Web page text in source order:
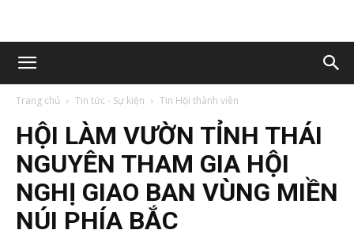
Trang chủ Tin tức - Sự kiện Tin Hội thành viên
HỘI LÀM VƯỜN TỈNH THÁI
NGUYÊN THAM GIA HỘI
NGHỊ GIAO BAN VÙNG MIỀN
NÚI PHÍA BẮC